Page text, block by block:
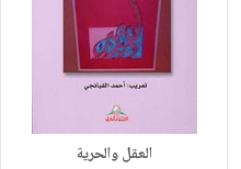
العقل والحرية